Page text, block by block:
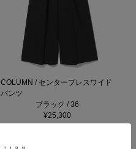
COLUMN / センタープレスワイド
パンツ
ブラック / 36
¥25,300